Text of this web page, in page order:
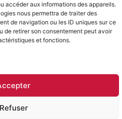
accéder aux informations des appareils.
nous permettra de traiter des
de navigation ou les ID uniques sur ce
de retirer son consentement peut avoir
et fonctions.
Refuser